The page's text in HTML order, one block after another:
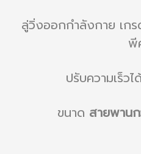
ลู่วิ่งออกกำลังกาย เก
พี
ปรับความเร็ว
ขนาด สายพาน